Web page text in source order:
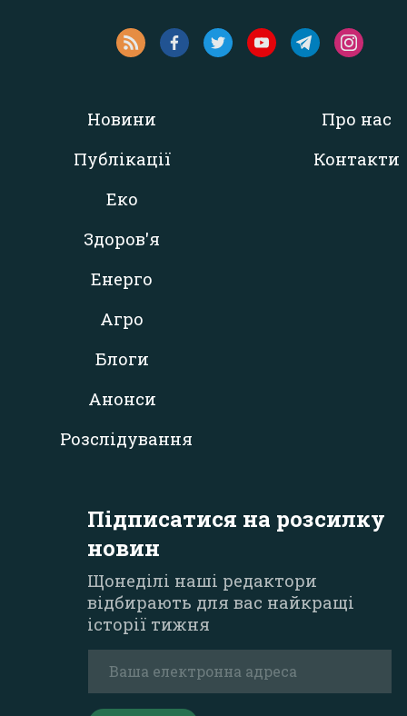
Новини
Публікації
Еко
Здоров'я
Енерго
Агро
Блоги
Анонси
Розслідування
Про нас
Контакти
Підписатися на розсилку
новин
Щонеділі наші редактори
відбирають для вас найкращі
історії тижня